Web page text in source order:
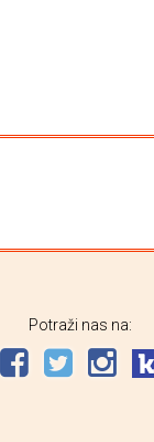
Potraži nas na: